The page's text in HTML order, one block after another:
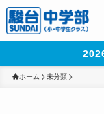
ホーム 未分類